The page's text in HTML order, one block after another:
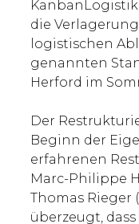
die
logistischen
genannten
Herford im
Der
Beginn der
erfahrenen
Marc-Philippe
Thomas Rieger
überzeugt,